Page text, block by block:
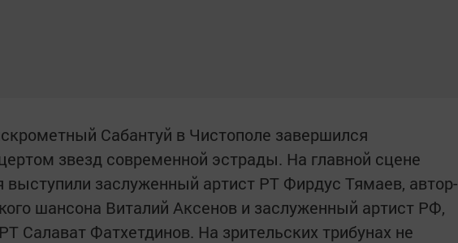
Сабантуй в Чистополе завершился
звезд современной эстрады. На главной сцене
выступили заслуженный артист РТ Фирдус Тямаев, автор-
шансона Виталий Аксенов и заслуженный артист РФ,
Салават Фатхетдинов. На зрительских трибунах не